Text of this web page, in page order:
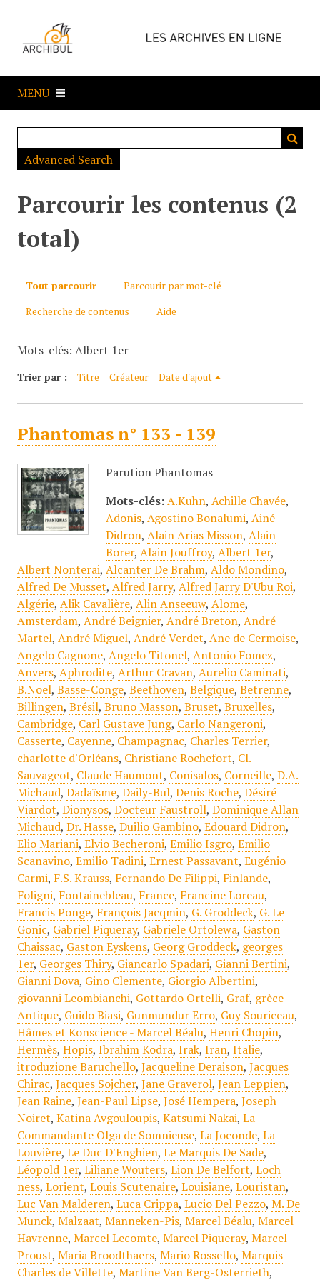
e
a
MENU
Advanced Search
Parcourir les contenus (2
total)
Tout parcourir
Parcourir par mot-clé
Recherche de contenus
Aide
Mots-clés: Albert 1er
Trier par : Titre Créateur Date d'ajout
Phantomas n° 133 - 139
Parution Phantomas
Mots-clés: A.Kuhn, Achille Chavée,
Adonis, Agostino Bonalumi, Ainé
Didron, Alain Arias Misson, Alain
Borer, Alain Jouffroy, Albert 1er,
Albert Nonterai, Alcanter De Brahm, Aldo Mondino,
Alfred De Musset, Alfred Jarry, Alfred Jarry D'Ubu Roi,
Algérie, Alik Cavalière, Alin Anseeuw, Alome,
Amsterdam, André Beignier, André Breton, André
Martel, André Miguel, André Verdet, Ane de Cermoise,
Angelo Cagnone, Angelo Titonel, Antonio Fomez,
Anvers, Aphrodite, Arthur Cravan, Aurelio Caminati,
B.Noel, Basse-Conge, Beethoven, Belgique, Betrenne,
Billingen, Brésil, Bruno Masson, Bruset, Bruxelles,
Cambridge, Carl Gustave Jung, Carlo Nangeroni,
Casserte, Cayenne, Champagnac, Charles Terrier,
charlotte d'Orléans, Christiane Rochefort, Cl.
Sauvageot, Claude Haumont, Conisalos, Corneille, D.A.
Michaud, Dadaïsme, Daily-Bul, Denis Roche, Désiré
Viardot, Dionysos, Docteur Faustroll, Dominique Allan
Michaud, Dr. Hasse, Duilio Gambino, Edouard Didron,
Elio Mariani, Elvio Becheroni, Emilio Isgro, Emilio
Scanavino, Emilio Tadini, Ernest Passavant, Eugénio
Carmi, F.S. Krauss, Fernando De Filippi, Finlande,
Foligni, Fontainebleau, France, Francine Loreau,
Francis Ponge, François Jacqmin, G. Groddeck, G. Le
Gonic, Gabriel Piqueray, Gabriele Ortolewa, Gaston
Chaissac, Gaston Eyskens, Georg Groddeck, georges
1er, Georges Thiry, Giancarlo Spadari, Gianni Bertini,
Gianni Dova, Gino Clemente, Giorgio Albertini,
giovanni Leombianchi, Gottardo Ortelli, Graf, grèce
Antique, Guido Biasi, Gunmundur Erro, Guy Souriceau,
Hâmes et Konscience - Marcel Béalu, Henri Chopin,
Hermès, Hopis, Ibrahim Kodra, Irak, Iran, Italie,
itroduzione Baruchello, Jacqueline Deraison, Jacques
Chirac, Jacques Sojcher, Jane Graverol, Jean Leppien,
Jean Raine, Jean-Paul Lipse, José Hempera, Joseph
Noiret, Katina Avgouloupis, Katsumi Nakai, La
Commandante Olga de Somnieuse, La Joconde, La
Louvière, Le Duc D'Enghien, Le Marquis De Sade,
Léopold 1er, Liliane Wouters, Lion De Belfort, Loch
ness, Lorient, Louis Scutenaire, Louisiane, Louristan,
Luc Van Malderen, Luca Crippa, Lucio Del Pezzo, M. De
Munck, Malzaat, Manneken-Pis, Marcel Béalu, Marcel
Havrenne, Marcel Lecomte, Marcel Piqueray, Marcel
Proust, Maria Broodthaers, Mario Rossello, Marquis
Charles de Villette, Martine Van Berg-Osterrieth,